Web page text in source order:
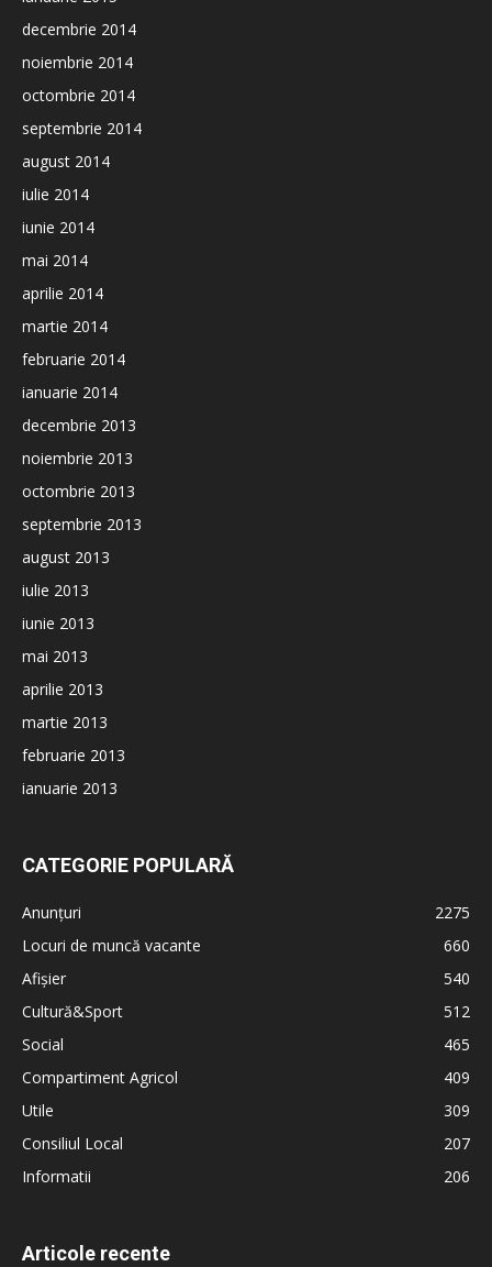
decembrie 2014
noiembrie 2014
octombrie 2014
septembrie 2014
august 2014
iulie 2014
iunie 2014
mai 2014
aprilie 2014
martie 2014
februarie 2014
ianuarie 2014
decembrie 2013
noiembrie 2013
octombrie 2013
septembrie 2013
august 2013
iulie 2013
iunie 2013
mai 2013
aprilie 2013
martie 2013
februarie 2013
ianuarie 2013
CATEGORIE POPULARĂ
Anunțuri
2275
Locuri de muncă vacante
660
Afișier
540
Cultură&Sport
512
Social
465
Compartiment Agricol
409
Utile
309
Consiliul Local
207
Informatii
206
Articole recente